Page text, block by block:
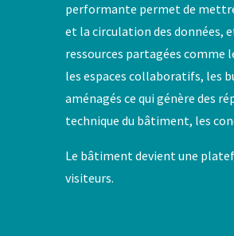
performante permet de
et la circulation des données,
ressources partagées comme
les espaces collaboratifs, les
aménagés ce qui génère des
technique du bâtiment, les
Le bâtiment devient une
visiteurs.